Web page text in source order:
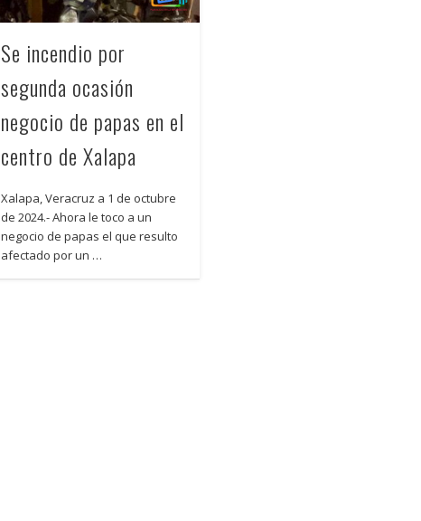
Se incendio por
segunda ocasión
negocio de papas en el
centro de Xalapa
Xalapa, Veracruz a 1 de octubre
de 2024.- Ahora le toco a un
negocio de papas el que resulto
afectado por un …